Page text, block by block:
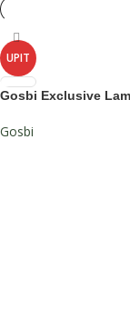
UPIT
Gosbi Exclusive
Gosbi